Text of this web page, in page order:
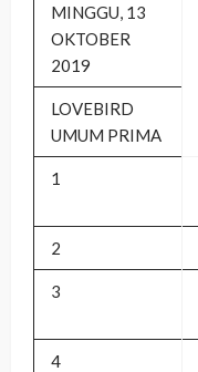
MINGGU, 13
OKTOBER
2019
LOVEBIRD
UMUM PRIMA
1
2
3
4